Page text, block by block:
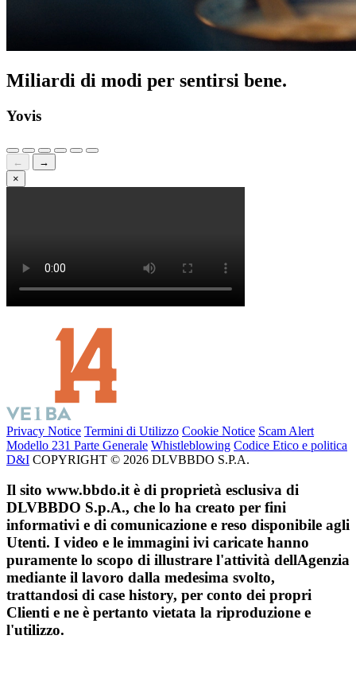
Miliardi di modi per sentirsi bene.
Yovis
←
→
×
Privacy Notice Termini di Utilizzo Cookie Notice Scam Alert
Modello 231 Parte Generale Whistleblowing Codice Etico e politica
D&I COPYRIGHT © 2026 DLVBBDO S.P.A.
Il sito www.bbdo.it è di proprietà esclusiva di
DLVBBDO S.p.A., che lo ha creato per fini
informativi e di comunicazione e reso disponibile agli
Utenti. I video e le immagini ivi caricate hanno
puramente lo scopo di illustrare l'attività dellAgenzia
mediante il lavoro dalla medesima svolto,
trattandosi di case history, per conto dei propri
Clienti e ne è pertanto vietata la riproduzione e
l'utilizzo.